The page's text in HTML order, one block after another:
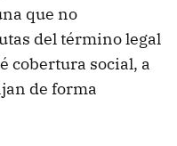
que no
del término legal
cobertura social, a
de forma